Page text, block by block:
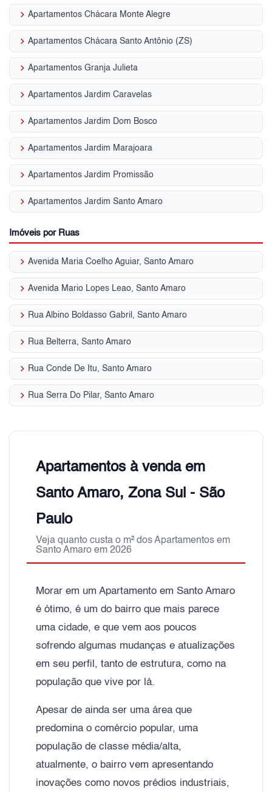
keyboard_arrow_right Apartamentos Chácara Monte Alegre
keyboard_arrow_right Apartamentos Chácara Santo Antônio (ZS)
keyboard_arrow_right Apartamentos Granja Julieta
keyboard_arrow_right Apartamentos Jardim Caravelas
keyboard_arrow_right Apartamentos Jardim Dom Bosco
keyboard_arrow_right Apartamentos Jardim Marajoara
keyboard_arrow_right Apartamentos Jardim Promissão
keyboard_arrow_right Apartamentos Jardim Santo Amaro
Imóveis por Ruas
keyboard_arrow_right Avenida Maria Coelho Aguiar, Santo Amaro
keyboard_arrow_right Avenida Mario Lopes Leao, Santo Amaro
keyboard_arrow_right Rua Albino Boldasso Gabril, Santo Amaro
keyboard_arrow_right Rua Belterra, Santo Amaro
keyboard_arrow_right Rua Conde De Itu, Santo Amaro
keyboard_arrow_right Rua Serra Do Pilar, Santo Amaro
Apartamentos à venda em
Santo Amaro, Zona Sul - São
Paulo
Veja quanto custa o m² dos Apartamentos em
Santo Amaro em 2026
Morar em um Apartamento em Santo Amaro
é ótimo, é um do bairro que mais parece
uma cidade, e que vem aos poucos
sofrendo algumas mudanças e atualizações
em seu perfil, tanto de estrutura, como na
população que vive por lá.
Apesar de ainda ser uma área que
predomina o comércio popular, uma
população de classe média/alta,
atualmente, o bairro vem apresentando
inovações como novos prédios industriais,